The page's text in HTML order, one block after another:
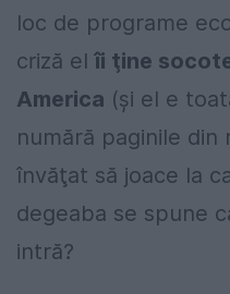
loc de programe
criză elîi ţine
America (şi el e
numără paginile din
învăţat să joace la
degeaba se spune
intră?